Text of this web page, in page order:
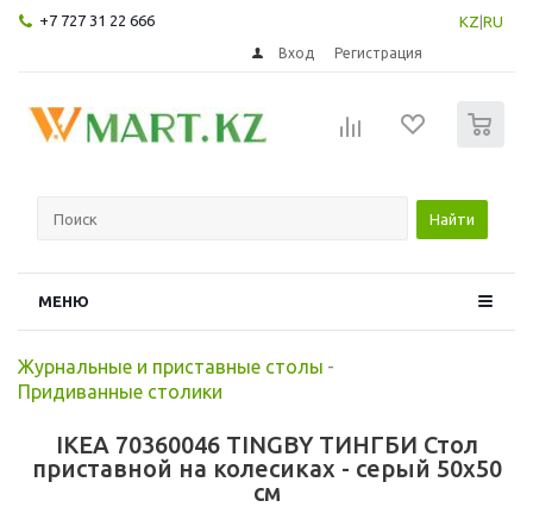
+7 727 31 22 666 KZ RU
Вход Регистрация
Найти
МЕНЮ
Журнальные и приставные столы -
Придиванные столики
IKEA 70360046 TINGBY ТИНГБИ Стол
приставной на колесиках - серый 50x50
см